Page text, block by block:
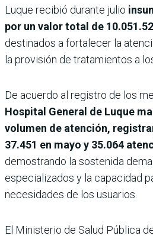
Luque recibió durante julio
por un valor total de
destinados a fortalecer la
la provisión de tratamientos a
De acuerdo al registro de los
Hospital General de Luque
volumen de atención,
37.451 en mayo y 35.064
demostrando la sostenida
especializados y la capacidad
necesidades de los usuarios.
El Ministerio de Salud Pública